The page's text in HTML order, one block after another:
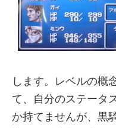
します。レベルの概
て、自分のステータ
か持てませんが、黒